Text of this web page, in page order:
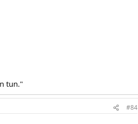
tun."
#84